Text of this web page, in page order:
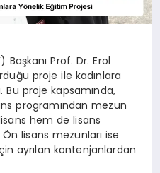
Prof. Dr. Erol
proje ile kadınlara
Bu proje kapsamında,
programından mezun
hem de lisans
lisans mezunları ise
ayrılan kontenjanlardan